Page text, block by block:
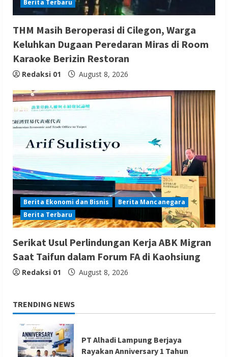
Berita Terbaru
THM Masih Beroperasi di Cilegon, Warga
Keluhkan Dugaan Peredaran Miras di Room
Karaoke Berizin Restoran
Redaksi 01 August 8, 2026
Berita Ekonomi dan Bisnis
Berita Mancanegara
Berita Terbaru
Serikat Usul Perlindungan Kerja ABK Migran
Saat Taifun dalam Forum FA di Kaohsiung
Redaksi 01 August 8, 2026
TRENDING NEWS
PT Alhadi Lampung Berjaya
Rayakan Anniversary 1 Tahun